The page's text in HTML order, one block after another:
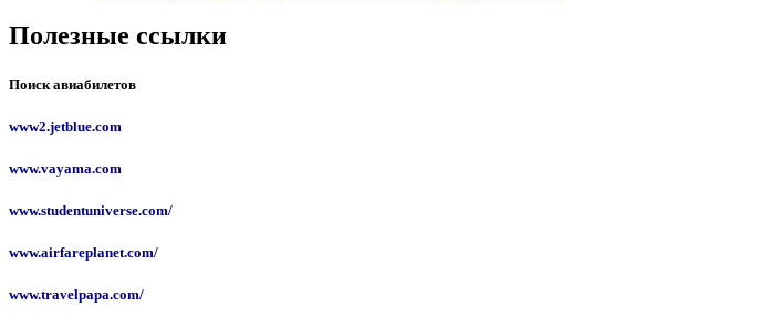
Полезные ссылки
Поиск авиабилетов
www2.jetblue.com
www.vayama.com
www.studentuniverse.com/
www.airfareplanet.com/
www.travelpapa.com/